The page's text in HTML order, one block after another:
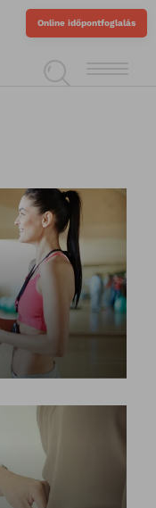
Online időpontfoglalás